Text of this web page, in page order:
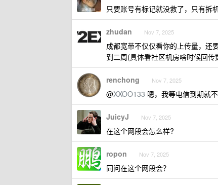
只要账号有标记就没救了，只有拆
zhudan Nov 7, 2025
成都宽带不仅仅看你的上传量，还
到二周(具体看社区机房啥时候回
renchong Nov 7, 2025
@XXOO133 嗯，我等电信到期就
JuicyJ Nov 7, 2025
在这个网段会怎么样?
ropon Nov 7, 2025
同问在这个网段会？